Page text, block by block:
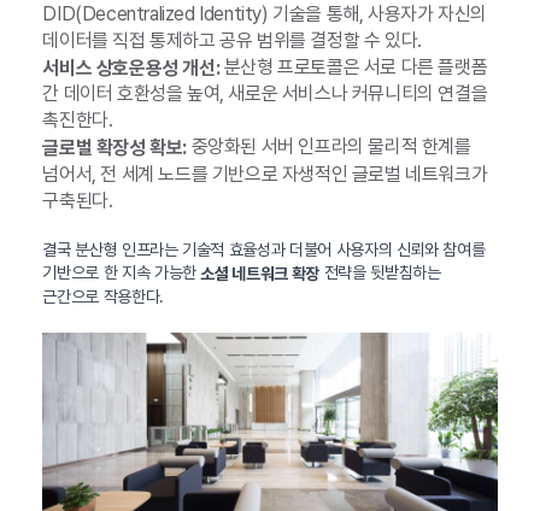
DID(Decentralized Identity) 기술을 통해, 사용자가 자신의
데이터를 직접 통제하고 공유 범위를 결정할 수 있다.
서비스 상호운용성 개선:분산형 프로토콜은 서로 다른 플랫폼
간 데이터 호환성을 높여, 새로운 서비스나 커뮤니티의 연결을
촉진한다.
글로벌 확장성 확보:중앙화된 서버 인프라의 물리적 한계를
넘어서, 전 세계 노드를 기반으로 자생적인 글로벌 네트워크가
구축된다.
결국 분산형 인프라는 기술적 효율성과 더불어 사용자의 신뢰와 참여를
기반으로 한 지속 가능한 소셜 네트워크 확장 전략을 뒷받침하는
근간으로 작용한다.